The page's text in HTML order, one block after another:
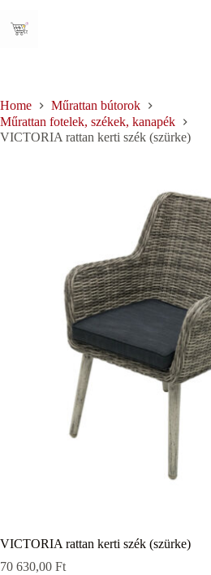
content
Home
Műrattan bútorok
Műrattan fotelek, székek, kanapék
VICTORIA rattan kerti szék (szürke)
VICTORIA rattan kerti szék (szürke)
70 630,00 Ft